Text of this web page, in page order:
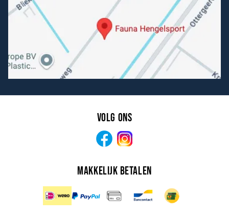
Volg ons
Facebook
Makkelijk betalen